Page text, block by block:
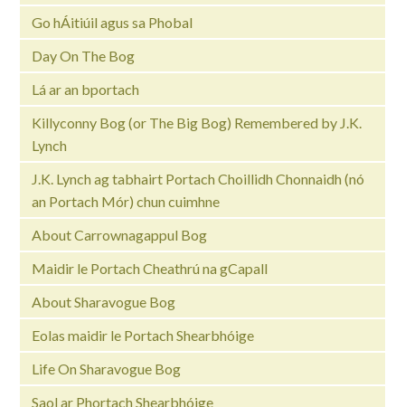
Go hÁitiúil agus sa Phobal
Day On The Bog
Lá ar an bportach
Killyconny Bog (or The Big Bog) Remembered by J.K.
Lynch
J.K. Lynch ag tabhairt Portach Choillidh Chonnaidh (nó
an Portach Mór) chun cuimhne
About Carrownagappul Bog
Maidir le Portach Cheathrú na gCapall
About Sharavogue Bog
Eolas maidir le Portach Shearbhóige
Life On Sharavogue Bog
Saol ar Phortach Shearbhóige